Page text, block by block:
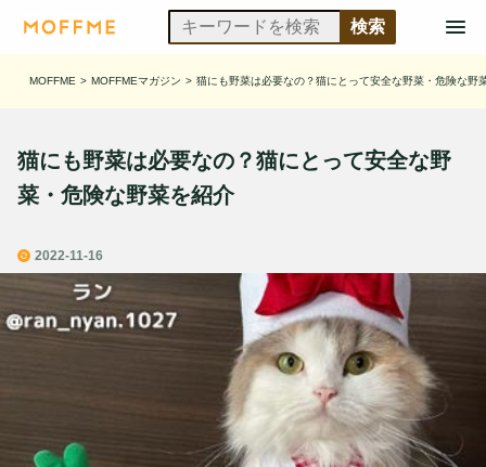
MOFFME > MOFFMEマガジン > 猫にも野菜は必要なの？猫にとって安全な野菜・危険な野
猫にも野菜は必要なの？猫にとって安全な野
菜・危険な野菜を紹介
2022-11-16